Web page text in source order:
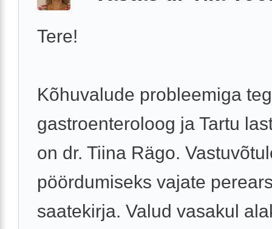
Tere!
Kõhuvalude probleemiga
gastroenteroloog ja Tartu
on dr. Tiina Rägo.
pöördumiseks vajate
saatekirja. Valud vasakul